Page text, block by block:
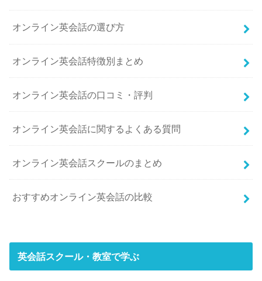
オンライン英会話の選び方
オンライン英会話特徴別まとめ
オンライン英会話の口コミ・評判
オンライン英会話に関するよくある質問
オンライン英会話スクールのまとめ
おすすめオンライン英会話の比較
英会話スクール・教室で学ぶ